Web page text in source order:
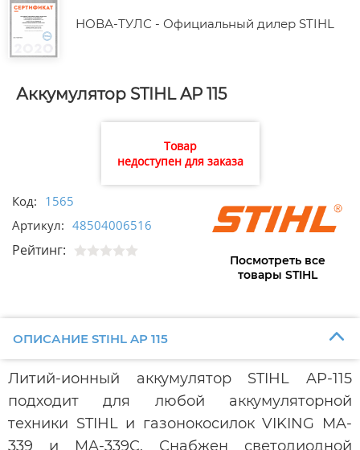
НОВА-ТУЛС - Официальный дилер STIHL
Аккумулятор STIHL AP 115
Товар
недоступен для заказа
Код: 1565
Артикул: 48504006516
Рейтинг:
Посмотреть все
товары STIHL
ОПИСАНИЕ STIHL AP 115
Литий-ионный аккумулятор STIHL AP-115
подходит для любой аккумуляторной
техники STIHL и газонокосилок VIKING MA-
339 и MA-339C. Снабжен светодиодной